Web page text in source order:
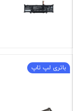
باتری لپ تاپ